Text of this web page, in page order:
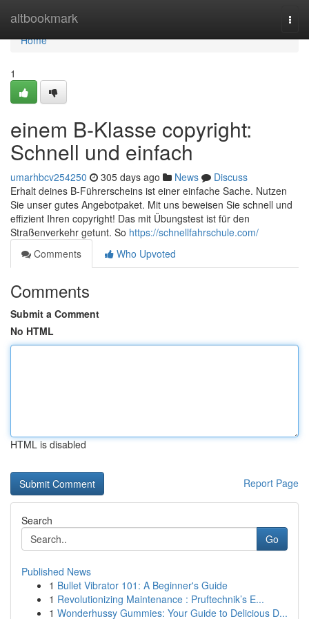
altbookmark
Home
Home
1
einem B-Klasse copyright:
Schnell und einfach
umarhbcv254250 305 days ago News
Discuss
Erhalt deines B-Führerscheins ist einer einfache Sache. Nutzen
Sie unser gutes Angebotpaket. Mit uns beweisen Sie schnell und
effizient Ihren copyright! Das mit Übungstest ist für den
Straßenverkehr getunt. So https://schnellfahrschule.com/
Comments
Who Upvoted
Comments
Submit a Comment
No HTML
HTML is disabled
Report Page
Search
Go
Published News
1 Bullet Vibrator 101: A Beginner's Guide
1 Revolutionizing Maintenance : Pruftechnik’s E...
1 Wonderhussy Gummies: Your Guide to Delicious D...